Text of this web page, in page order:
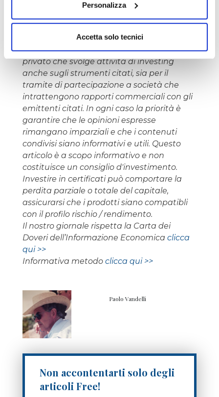
Personalizza
Accetta solo tecnici
L'autore del presente articolo potrebbe
essere direttamente interessato e quindi in
conflitto di interesse, sia in qualità di
privato che svolge attività di investing
anche sugli strumenti citati, sia per il
tramite di partecipazione a società che
intrattengono rapporti commerciali con gli
emittenti citati. In ogni caso la priorità è
garantire che le opinioni espresse
rimangano imparziali e che i contenuti
condivisi siano informativi e utili. Questo
articolo è a scopo informativo e non
costituisce un consiglio d'investimento.
Investire in certificati può comportare la
perdita parziale o totale del capitale,
assicurarsi che i prodotti siano compatibli
con il profilo rischio / rendimento.
Il nostro giornale rispetta la Carta dei
Doveri dell’Informazione Economica clicca
qui >>
Informativa metodo clicca qui >>
Paolo Vandelli
Non accontentarti solo degli
articoli Free!